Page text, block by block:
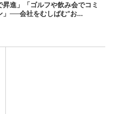
昇進」「ゴルフや飲み会でコミ
」──会社をむしばむ“お...